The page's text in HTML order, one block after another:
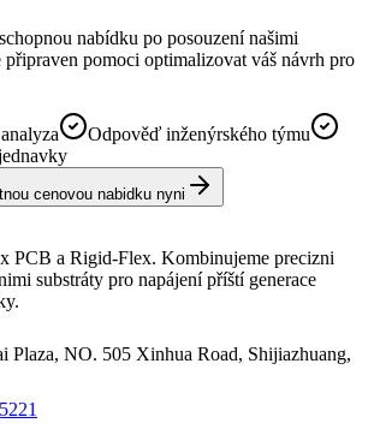
nabídku po posouzení našimi
pomoci optimalizovat váš návrh pro
Odpověď inženýrského týmu
cenovou nabidku nyni
PCB a Rigid-Flex. Kombinujeme precizni
substráty pro napájení příští generace
Plaza, NO. 505 Xinhua Road, Shijiazhuang,